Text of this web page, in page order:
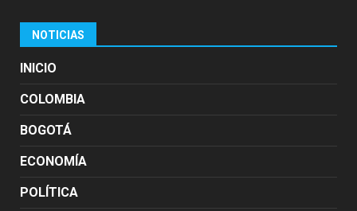
NOTICIAS
INICIO
COLOMBIA
BOGOTÁ
ECONOMÍA
POLÍTICA